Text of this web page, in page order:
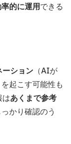
的に運用できる
ション （AIが
起こす可能性も
あくまで参考
かり確認のう